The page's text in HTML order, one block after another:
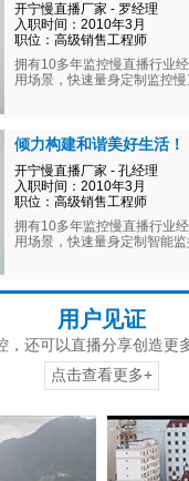
开宁慢直播厂家 - 罗经理
入职时间：2010年3月
职位：高级销售工程师
拥有10多年监控慢直播行业
用场景，快速量身定制监控慢
倾力构建和谐美好生活！
开宁慢直播厂家 - 孔经理
入职时间：2010年3月
职位：高级销售工程师
拥有10多年监控慢直播行业
用场景，快速量身定制智能监
用户见证
，还可以直播分享创造更
点击查看更多+